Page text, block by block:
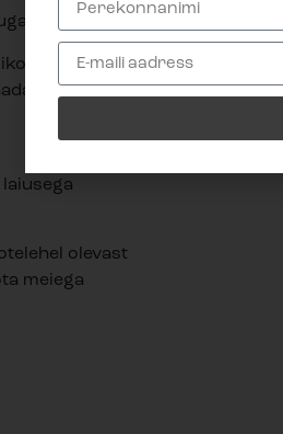
(
nii
olevast
meiega